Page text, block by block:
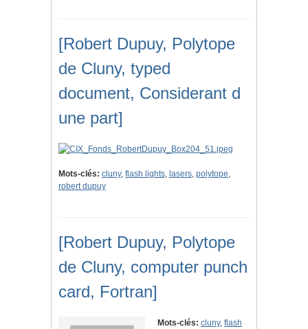
[Robert Dupuy, Polytope
de Cluny, typed
document, Considerant d
une part]
Mots-clés: cluny, flash lights, lasers, polytope,
robert dupuy
[Robert Dupuy, Polytope
de Cluny, computer punch
card, Fortran]
Mots-clés: cluny, flash